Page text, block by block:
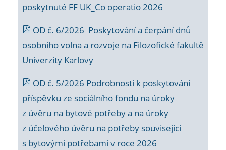
poskytnuté FF UK_Co operatio 2026
OD č. 6/2026 Poskytování a čerpání dnů
osobního volna a rozvoje na Filozofické fakultě
Univerzity Karlovy
OD č. 5/2026 Podrobnosti k poskytování
příspěvku ze sociálního fondu na úroky
z úvěru na bytové potřeby a na úroky
z účelového úvěru na potřeby související
s bytovými potřebami v roce 2026